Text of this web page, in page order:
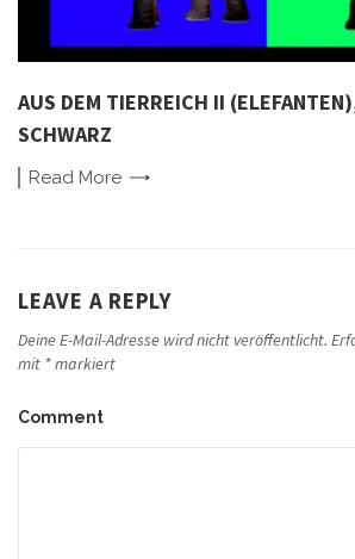
AUS DEM TIERREICH II
SCHWARZ
Read More
LEAVE A REPLY
Deine E-Mail-Adresse wird nicht veröffentlicht.
mit *markiert
Comment